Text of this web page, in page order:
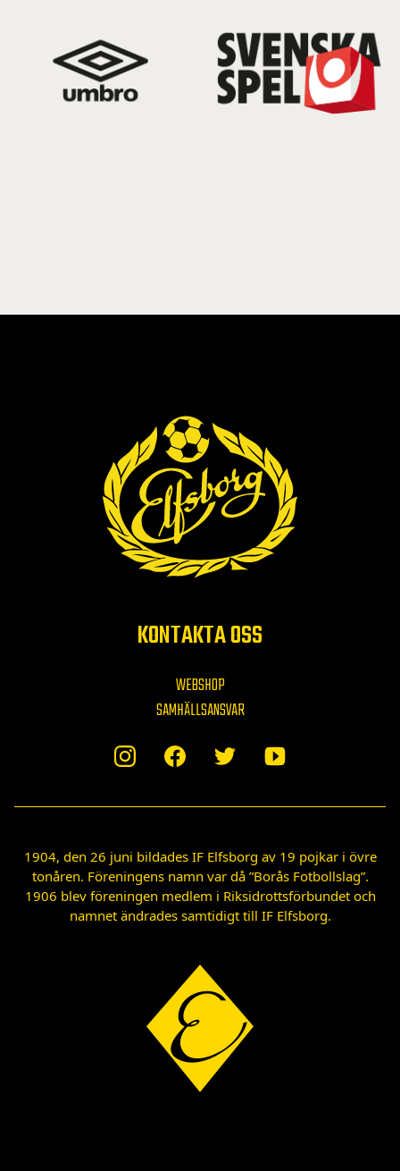
KONTAKTA OSS
WEBSHOP
SAMHÄLLSANSVAR
1904, den 26 juni bildades IF Elfsborg av 19 pojkar i övre
tonåren. Föreningens namn var då ”Borås Fotbollslag”.
1906 blev föreningen medlem i Riksidrottsförbundet och
namnet ändrades samtidigt till IF Elfsborg.